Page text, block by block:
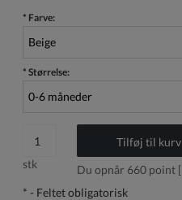
* Farve:
* Størrelse:
stk
Tilføj til kurv
Du opnår 660point [
* - Feltet obligatorisk